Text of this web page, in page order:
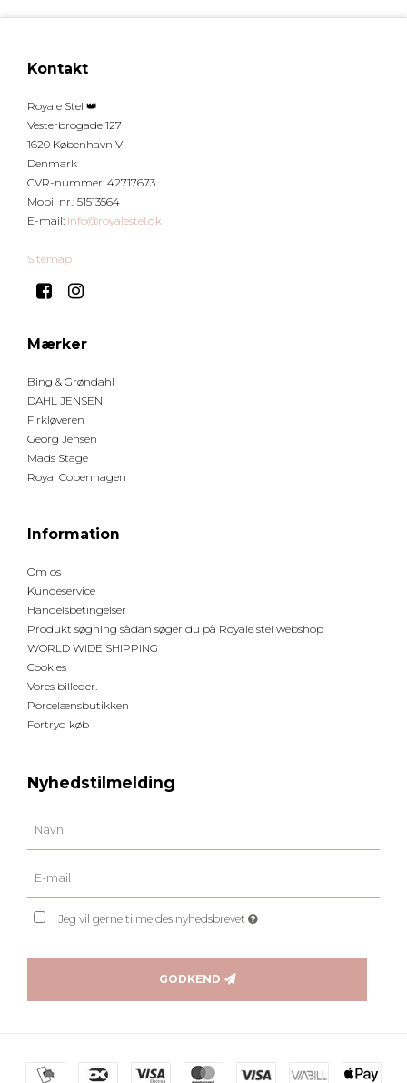
Kontakt
Royale Stel 👑
Vesterbrogade 127
1620 København V
Denmark
CVR-nummer: 42717673
Mobil nr.: 51513564
E-mail: info@royalestel.dk
Sitemap
Mærker
Bing & Grøndahl
DAHL JENSEN
Firkløveren
Georg Jensen
Mads Stage
Royal Copenhagen
Information
Om os
Kundeservice
Handelsbetingelser
Produkt søgning sådan søger du på Royale stel webshop
WORLD WIDE SHIPPING
Cookies
Vores billeder.
Porcelænsbutikken
Fortryd køb
Nyhedstilmelding
Jeg vil gerne tilmeldes nyhedsbrevet
GODKEND